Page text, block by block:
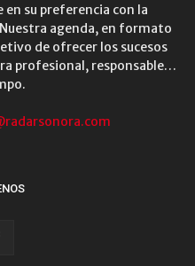
su preferencia con la
agenda, en formato
de ofrecer los sucesos
profesional, responsable…